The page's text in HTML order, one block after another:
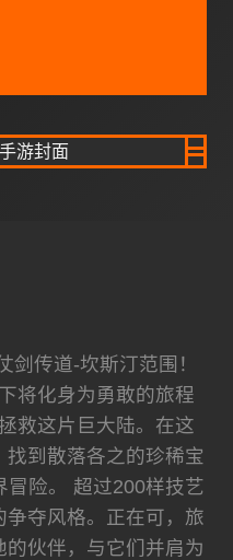
剑传道-坎斯汀范围！
将化身为勇敢的旅程
救这片巨大陆。在这
到散落各之的珍稀宝
险。 超过200样技艺
争夺风格。正在可，旅
伙伴，与它们并肩为